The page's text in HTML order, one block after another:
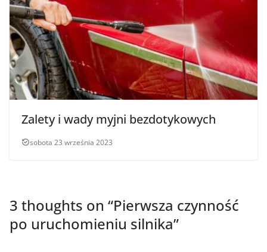
Zalety i wady myjni bezdotykowych
sobota 23 września 2023
3 thoughts on “Pierwsza czynność
po uruchomieniu silnika”